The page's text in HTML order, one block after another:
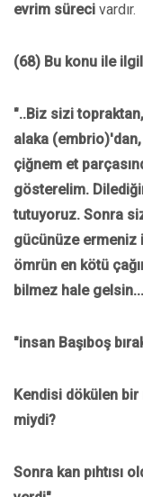
evrim süreci vardır.
(68) Bu konu ile
"..Biz sizi
alaka (embrio)'dan,
çiğnem et
gösterelim.
tutuyoruz. Sonra
gücünüze ermeniz
ömrün en kötü
bilmez hale
"insan Başıboş
Kendisi dökülen
miydi?
Sonra kan pıhtısı